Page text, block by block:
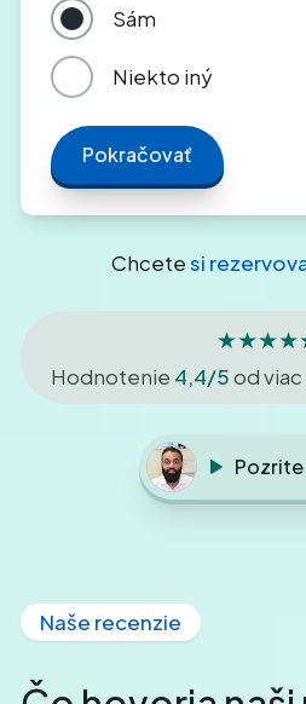
Sám
Niekto iný
Pokračovať
Chcetesi
Hodnotenie 4,4/5od
Naše recenzie